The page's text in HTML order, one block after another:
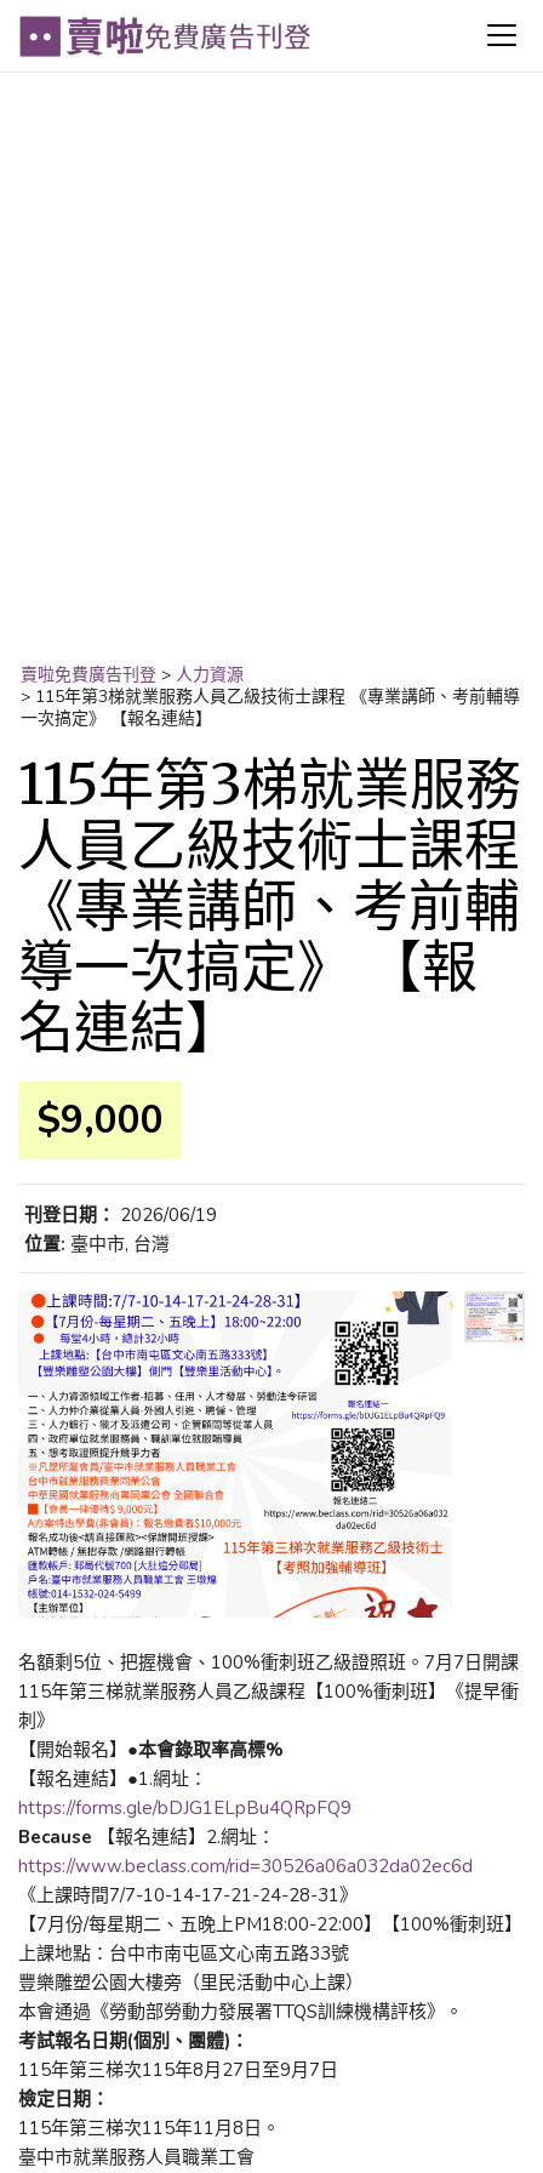
賣啦免費廣告刊登 > 人力資源
> 115年第3梯就業服務人員乙級技術士課程 《專業講師、考前輔導
一次搞定》 【報名連結】
115年第3梯就業服務
人員乙級技術士課程
《專業講師、考前輔
導一次搞定》 【報
名連結】
$9,000
刊登日期： 2026/06/19
位置: 臺中市, 台灣
名額剩5位、把握機會、100%衝刺班乙級證照班。7月7日開課
115年第三梯就業服務人員乙級課程【100%衝刺班】《提早衝
刺》
【開始報名】●本會錄取率高標%
【報名連結】●1.網址：
https://forms.gle/bDJG1ELpBu4QRpFQ9
Because
【報名連結】2.網址：
https://www.beclass.com/rid=30526a06a032da02ec6d
《上課時間7/7-10-14-17-21-24-28-31》
【7月份/每星期二、五晚上PM18:00-22:00】【100%衝刺班】
上課地點：台中市南屯區文心南五路33號
豐樂雕塑公園大樓旁（里民活動中心上課）
本會通過《勞動部勞動力發展署TTQS訓練機構評核》。
考試報名日期(個別、團體)：
115年第三梯次115年8月27日至9月7日
檢定日期：
115年第三梯次115年11月8日。
臺中市就業服務人員職業工會